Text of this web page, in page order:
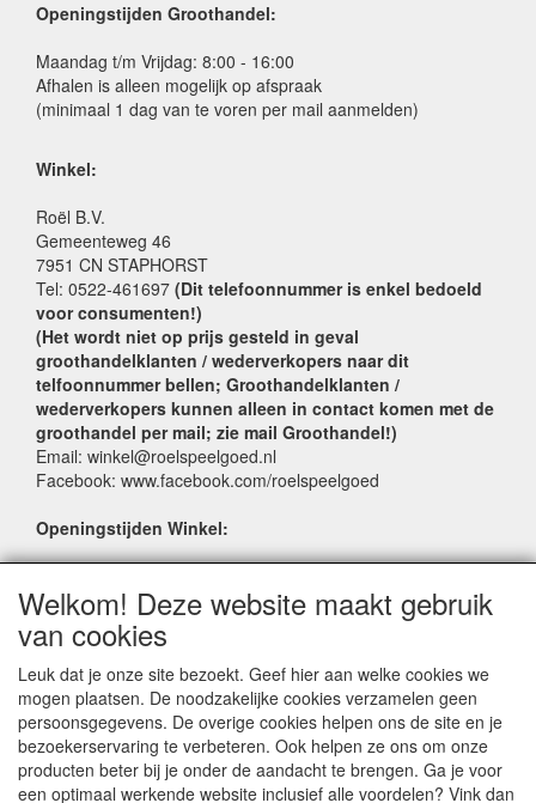
Openingstijden Groothandel:
Maandag t/m Vrijdag: 8:00 - 16:00
Afhalen is alleen mogelijk op afspraak
(minimaal 1 dag van te voren per mail aanmelden)
Winkel:
Roël B.V.
Gemeenteweg 46
7951 CN STAPHORST
Tel: 0522-461697 (Dit telefoonnummer is enkel bedoeld
voor consumenten!)
(Het wordt niet op prijs gesteld in geval
groothandelklanten / wederverkopers naar dit
telfoonnummer bellen; Groothandelklanten /
wederverkopers kunnen alleen in contact komen met de
groothandel per mail; zie mail Groothandel!)
Email: winkel@roelspeelgoed.nl
Facebook: www.facebook.com/roelspeelgoed
Openingstijden Winkel:
Zaterdag: 9:00 - 17:00
Donderdagavond koopavond: 19:00 - 21:00
SERVICE
Verkoopadressen
Webwinkels
Bestelvoorwaarden
Welkom! Deze website maakt gebruik
van cookies
Leuk dat je onze site bezoekt. Geef hier aan welke cookies we
mogen plaatsen. De noodzakelijke cookies verzamelen geen
persoonsgegevens. De overige cookies helpen ons de site en je
bezoekerservaring te verbeteren. Ook helpen ze ons om onze
producten beter bij je onder de aandacht te brengen. Ga je voor
een optimaal werkende website inclusief alle voordelen? Vink dan